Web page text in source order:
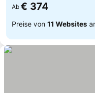
Ab € 374
Preise von 11 Websites